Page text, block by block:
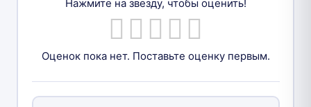
Нажмите на звезду, чтобы оценить!
Оценок пока нет. Поставьте оценку первым.